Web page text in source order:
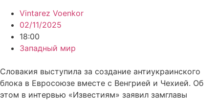
Vintarez Voenkor
02/11/2025
18:00
Западный мир
Словакия выступила за создание антиукраинского
блока в Евросоюзе вместе с Венгрией и Чехией. Об
этом в интервью «Известиям» заявил замглавы